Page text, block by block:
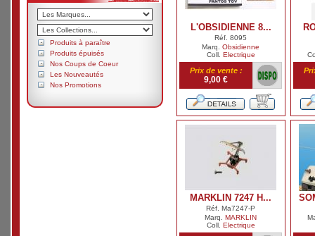
Produits à paraître
Produits épuisés
Nos Coups de Coeur
Les Nouveautés
Nos Promotions
L'OBSIDIENNE 8...
Réf. 8095
Marq. Obsidienne
Coll. Electrique
Prix de vente :
9,00 €
MARKLIN 7247 H...
Réf. Ma7247-P
Marq. MARKLIN
Coll. Electrique